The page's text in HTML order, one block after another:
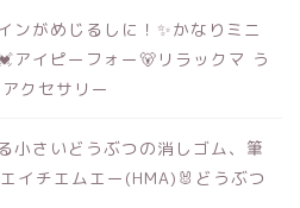
ンがめじるしに！✨かなりミニ
アイピーフォー🐻リラックマ う
クセサリー
小さいどうぶつの消しゴム、筆
イチエムエー(HMA)🐰どうぶつ